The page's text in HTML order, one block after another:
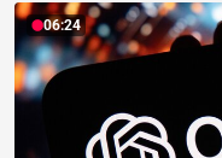
06:24